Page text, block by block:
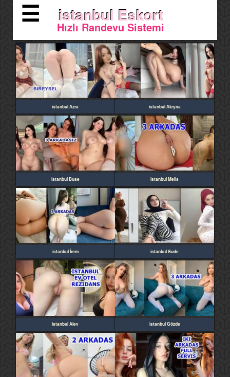
☰ istanbul Eskort
Hızlı Randevu Sistemi
istanbul Azra istanbul Aleyna
istanbul Buse istanbul Melis
istanbul İrem istanbul Sude
istanbul Alev istanbul Gözde